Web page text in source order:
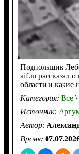
Подпольщик
aif.ru рассказал
области и какие
Категория: Все\
Источник:
Автор:
Время: